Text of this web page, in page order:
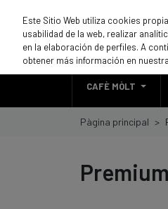
CAFÈ MÒLT
Pàgina principal
Premium
Este Sitio Web utiliza cookies
usabilidad de la web, realizar
en la elaboración de perfiles. A
obtener más información en nuestra